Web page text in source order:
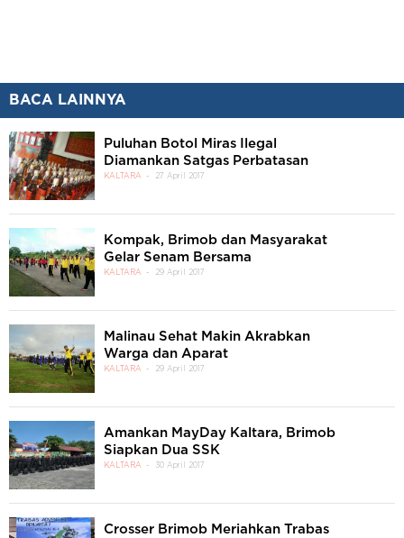
BACA LAINNYA
Puluhan Botol Miras Ilegal
Diamankan Satgas Perbatasan
KALTARA 27 April 2017
Kompak, Brimob dan Masyarakat
Gelar Senam Bersama
KALTARA 29 April 2017
Malinau Sehat Makin Akrabkan
Warga dan Aparat
KALTARA 29 April 2017
Amankan MayDay Kaltara, Brimob
Siapkan Dua SSK
KALTARA 30 April 2017
Crosser Brimob Meriahkan Trabas